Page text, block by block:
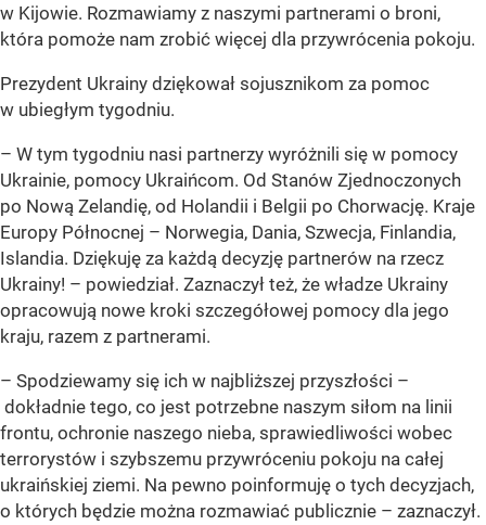
w Kijowie. Rozmawiamy z naszymi partnerami o broni,
która pomoże nam zrobić więcej dla przywrócenia pokoju.
Prezydent Ukrainy dziękował sojusznikom za pomoc
w ubiegłym tygodniu.
– W tym tygodniu nasi partnerzy wyróżnili się w pomocy
Ukrainie, pomocy Ukraińcom. Od Stanów Zjednoczonych
po Nową Zelandię, od Holandii i Belgii po Chorwację. Kraje
Europy Północnej – Norwegia, Dania, Szwecja, Finlandia,
Islandia. Dziękuję za każdą decyzję partnerów na rzecz
Ukrainy! – powiedział. Zaznaczył też, że władze Ukrainy
opracowują nowe kroki szczegółowej pomocy dla jego
kraju, razem z partnerami.
– Spodziewamy się ich w najbliższej przyszłości –
dokładnie tego, co jest potrzebne naszym siłom na linii
frontu, ochronie naszego nieba, sprawiedliwości wobec
terrorystów i szybszemu przywróceniu pokoju na całej
ukraińskiej ziemi. Na pewno poinformuję o tych decyzjach,
o których będzie można rozmawiać publicznie – zaznaczył.